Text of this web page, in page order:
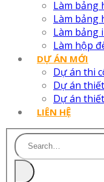
Làm bảng
Làm bảng
Làm bảng
Làm hộp
DỰ ÁN MỚI
Dự án thi
Dự án
Dự án
LIÊN HỆ